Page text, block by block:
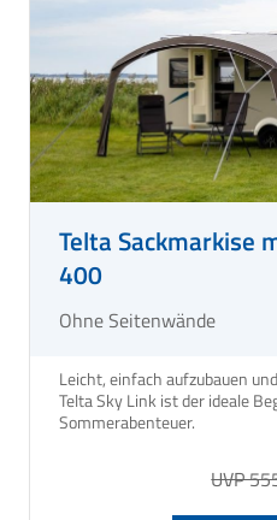
Telta Sackmarkise
400
Ohne Seitenwände
Leicht, einfach aufzubauen
Telta Sky Link ist der ideale
UVP